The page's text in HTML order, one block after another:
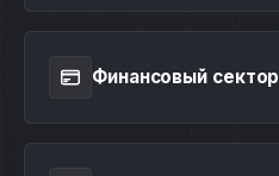
Финансовый сектор